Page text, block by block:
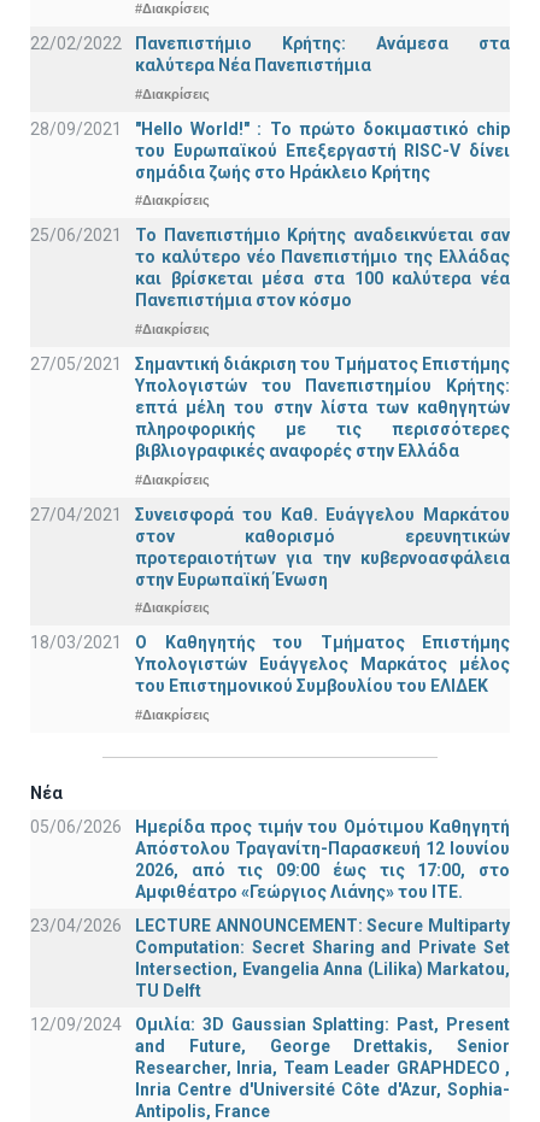
#Διακρίσεις
22/02/2022
Πανεπιστήμιο Κρήτης: Ανάμεσα στα
καλύτερα Νέα Πανεπιστήμια
#Διακρίσεις
28/09/2021
"Hello World!" : Το πρώτο δοκιμαστικό chip
του Ευρωπαϊκού Επεξεργαστή RISC-V δίνει
σημάδια ζωής στο Ηράκλειο Κρήτης
#Διακρίσεις
25/06/2021
Το Πανεπιστήμιο Κρήτης αναδεικνύεται σαν
το καλύτερο νέο Πανεπιστήμιο της Ελλάδας
και βρίσκεται μέσα στα 100 καλύτερα νέα
Πανεπιστήμια στον κόσμο
#Διακρίσεις
27/05/2021
Σημαντική διάκριση του Τμήματος Επιστήμης
Υπολογιστών του Πανεπιστημίου Κρήτης:
επτά μέλη του στην λίστα των καθηγητών
πληροφορικής με τις περισσότερες
βιβλιογραφικές αναφορές στην Ελλάδα
#Διακρίσεις
27/04/2021
Συνεισφορά του Καθ. Ευάγγελου Μαρκάτου
στον καθορισμό ερευνητικών
προτεραιοτήτων για την κυβερνοασφάλεια
στην Ευρωπαϊκή Ένωση
#Διακρίσεις
18/03/2021
Ο Καθηγητής του Τμήματος Επιστήμης
Υπολογιστών Ευάγγελος Μαρκάτος μέλος
του Επιστημονικού Συμβουλίου του ΕΛΙΔΕΚ
#Διακρίσεις
Νέα
05/06/2026
Ημερίδα προς τιμήν του Ομότιμου Καθηγητή
Απόστολου Τραγανίτη-Παρασκευή 12 Ιουνίου
2026, από τις 09:00 έως τις 17:00, στο
Αμφιθέατρο «Γεώργιος Λιάνης» του ΙΤΕ.
23/04/2026
LECTURE ANNOUNCEMENT: Secure Multiparty
Computation: Secret Sharing and Private Set
Intersection, Evangelia Anna (Lilika) Markatou,
TU Delft
12/09/2024
Ομιλία: 3D Gaussian Splatting: Past, Present
and Future, George Drettakis, Senior
Researcher, Inria, Team Leader GRAPHDECO ,
Inria Centre d'Université Côte d'Azur, Sophia-
Antipolis, France